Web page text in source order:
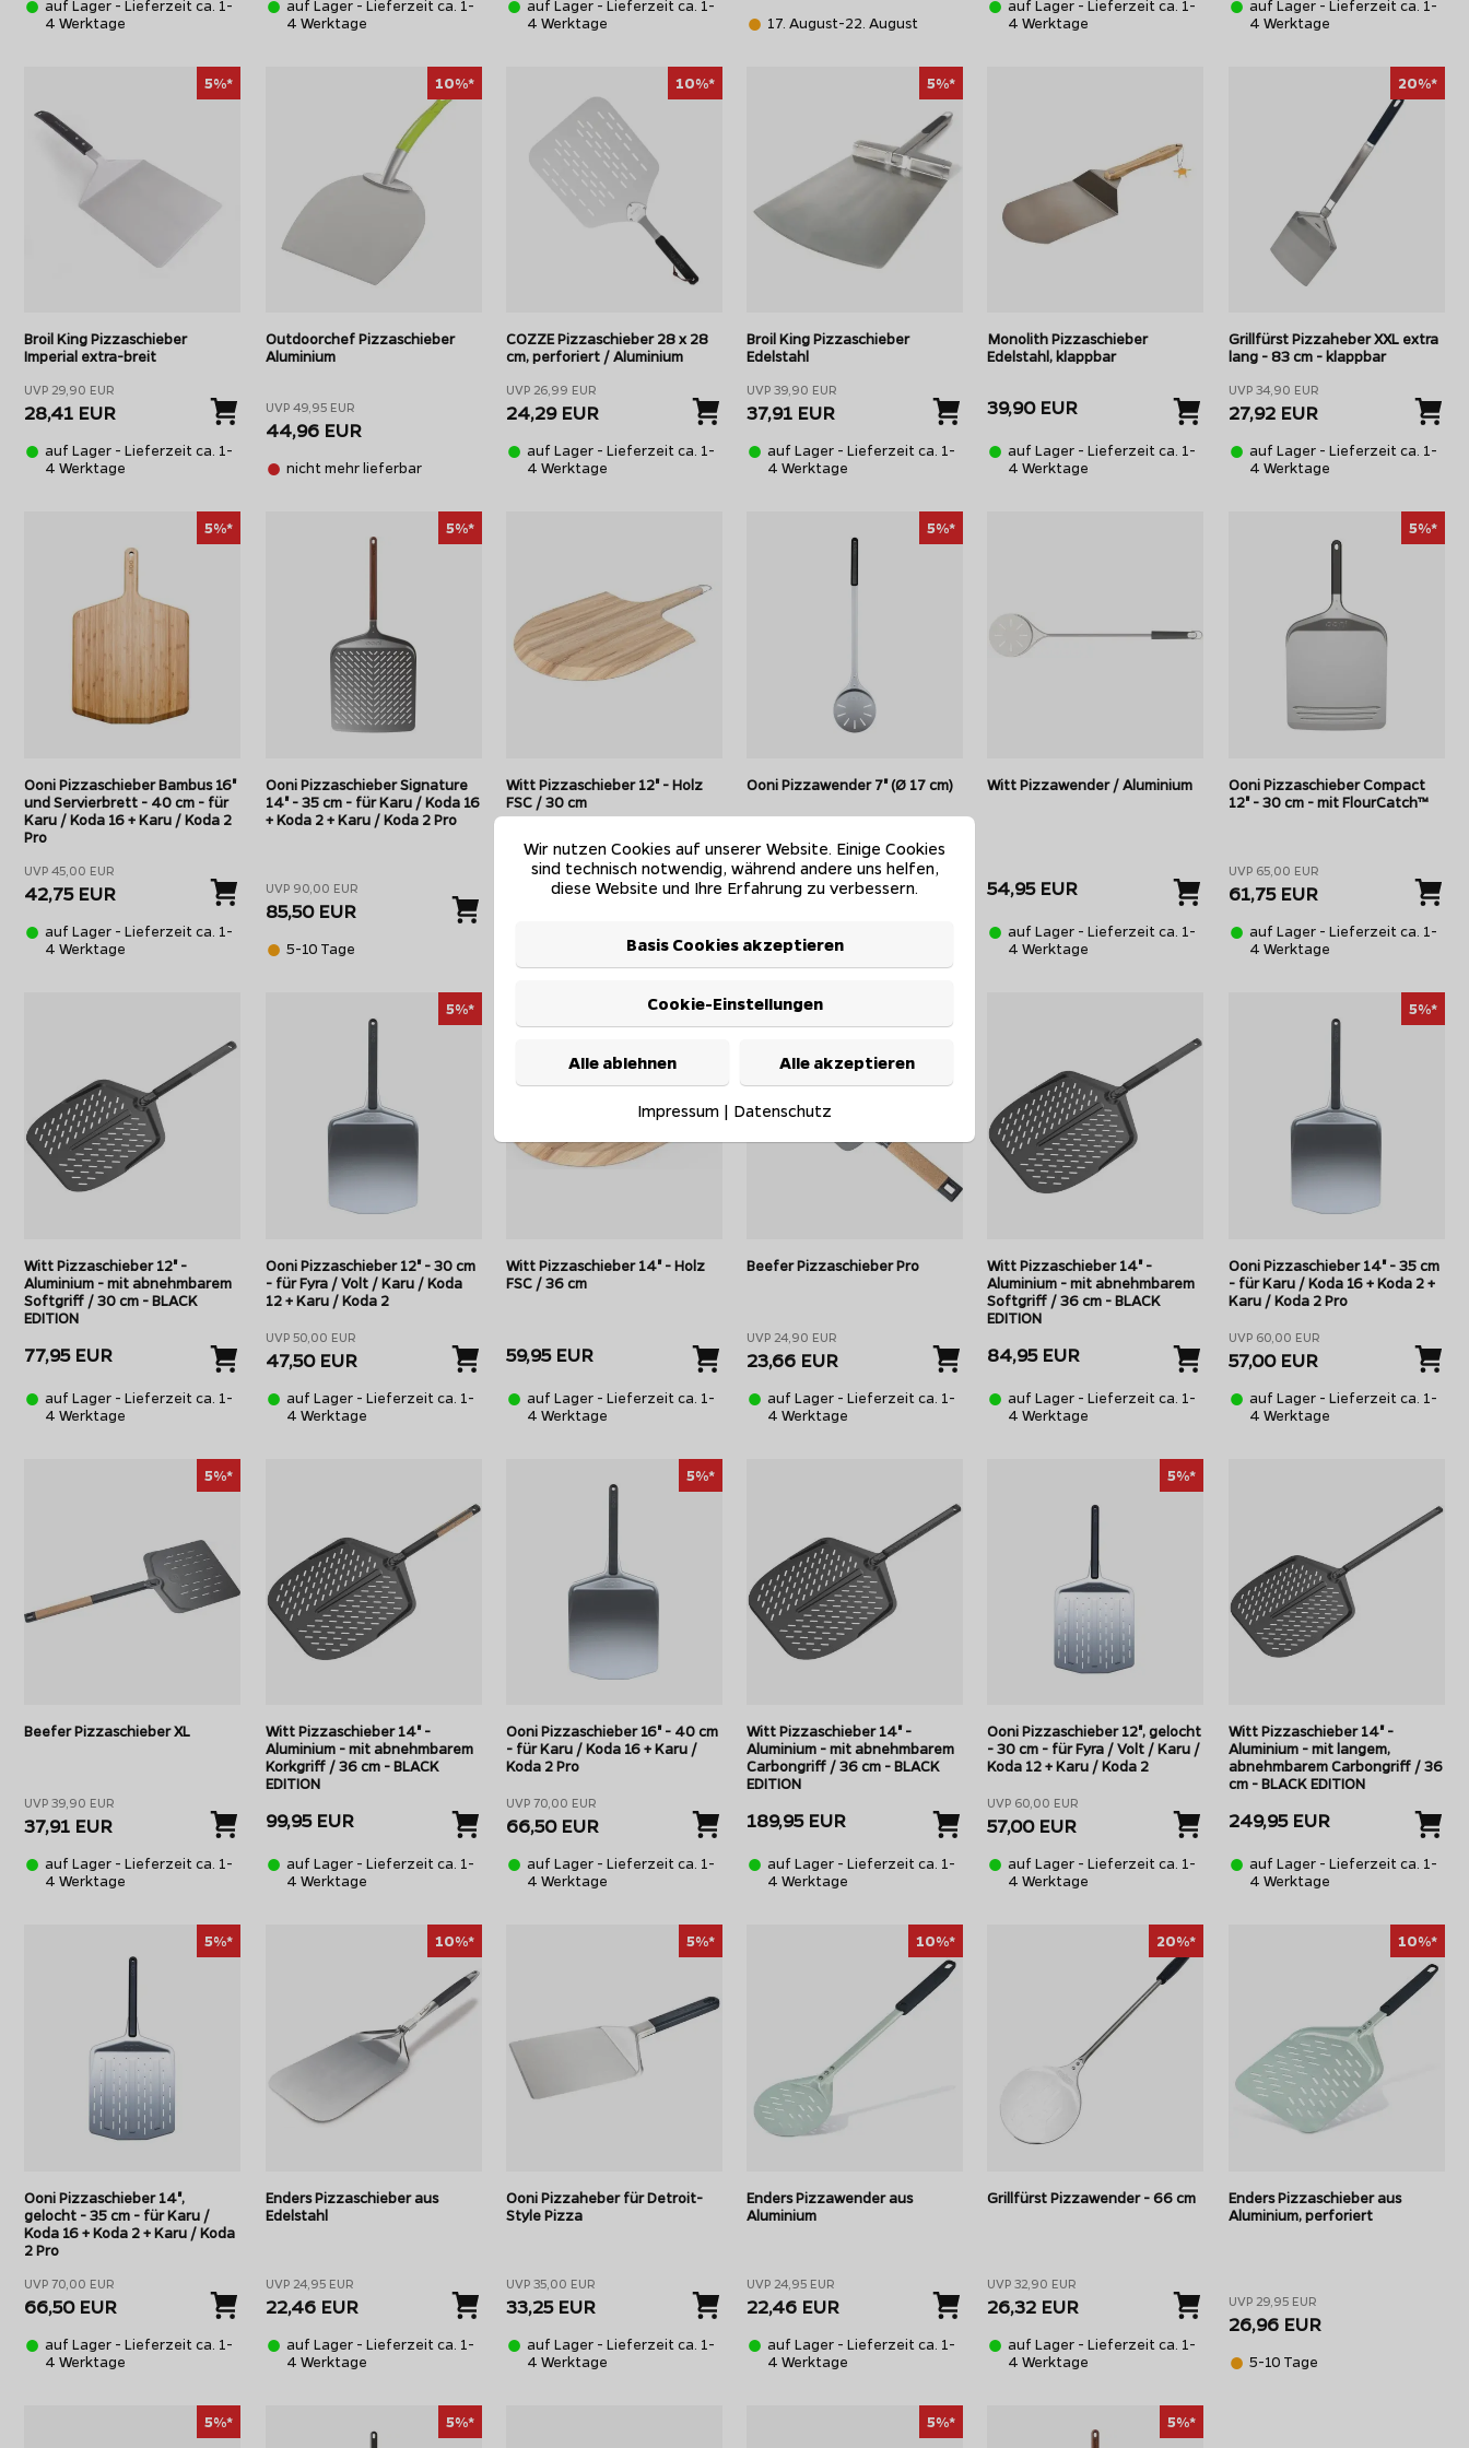
Du kannst Dich nicht entscheiden? In unserem
findest du hilfreiche Tipps zum Kauf eines geeigneten Pizzaschiebers.
Alternativ können Sie auch ein
zur Vorbereitung der Pizza nutzen. Nur bei der Verwendung eines Pizzaofens bietet sich das nicht an. Hier ein langer Griff von Vorteil, um die
Pizza in und aus dem Ofen zu befördern.
auf Lager - Lieferzeit ca. 1-
4 Werktage
auf Lager - Lieferzeit ca. 1-
4 Werktage
auf Lager - Lieferzeit ca. 1-
4 Werktage
17. August-22. August
auf Lager - Lieferzeit ca. 1-
4 Werktage
auf Lager - Lieferzeit ca. 1-
4 Werktage
5%*
Broil King Pizzaschieber
Imperial extra-breit
UVP 29,90 EUR
28,41 EUR
auf Lager - Lieferzeit ca. 1-
4 Werktage
10%*
Outdoorchef Pizzaschieber
Aluminium
UVP 49,95 EUR
44,96 EUR
nicht mehr lieferbar
10%*
COZZE Pizzaschieber 28 x 28
cm, perforiert / Aluminium
UVP 26,99 EUR
24,29 EUR
auf Lager - Lieferzeit ca. 1-
4 Werktage
5%*
Broil King Pizzaschieber
Edelstahl
UVP 39,90 EUR
37,91 EUR
auf Lager - Lieferzeit ca. 1-
4 Werktage
Monolith Pizzaschieber
Edelstahl, klappbar
39,90 EUR
auf Lager - Lieferzeit ca. 1-
4 Werktage
20%*
Grillfürst Pizzaheber XXL extra
lang - 83 cm - klappbar
UVP 34,90 EUR
27,92 EUR
auf Lager - Lieferzeit ca. 1-
4 Werktage
5%*
Ooni Pizzaschieber Bambus 16"
und Servierbrett - 40 cm - für
Karu / Koda 16 + Karu / Koda 2
Pro
UVP 45,00 EUR
42,75 EUR
auf Lager - Lieferzeit ca. 1-
4 Werktage
5%*
Ooni Pizzaschieber Signature
14" - 35 cm - für Karu / Koda 16
+ Koda 2 + Karu / Koda 2 Pro
UVP 90,00 EUR
85,50 EUR
5-10 Tage
Witt Pizzaschieber 12" - Holz
FSC / 30 cm
49,95 EUR
5%*
Ooni Pizzawender 7" (Ø 17 cm)
UVP 60,00 EUR
57,00 EUR
4 Werktage
Witt Pizzawender / Aluminium
54,95 EUR
auf Lager - Lieferzeit ca. 1-
4 Werktage
5%*
Ooni Pizzaschieber Compact
12" - 30 cm - mit FlourCatch™
UVP 65,00 EUR
61,75 EUR
auf Lager - Lieferzeit ca. 1-
4 Werktage
Witt Pizzaschieber 12" -
Aluminium - mit abnehmbarem
Softgriff / 30 cm - BLACK
EDITION
77,95 EUR
auf Lager - Lieferzeit ca. 1-
4 Werktage
5%*
Ooni Pizzaschieber 12" - 30 cm
- für Fyra / Volt / Karu / Koda
12 + Karu / Koda 2
UVP 50,00 EUR
47,50 EUR
auf Lager - Lieferzeit ca. 1-
4 Werktage
Witt Pizzaschieber 14" - Holz
FSC / 36 cm
59,95 EUR
auf Lager - Lieferzeit ca. 1-
4 Werktage
Beefer Pizzaschieber Pro
UVP 24,90 EUR
23,66 EUR
auf Lager - Lieferzeit ca. 1-
4 Werktage
Witt Pizzaschieber 14" -
Aluminium - mit abnehmbarem
Softgriff / 36 cm - BLACK
EDITION
84,95 EUR
auf Lager - Lieferzeit ca. 1-
4 Werktage
5%*
Ooni Pizzaschieber 14" - 35 cm
- für Karu / Koda 16 + Koda 2 +
Karu / Koda 2 Pro
UVP 60,00 EUR
57,00 EUR
auf Lager - Lieferzeit ca. 1-
4 Werktage
5%*
Beefer Pizzaschieber XL
UVP 39,90 EUR
37,91 EUR
auf Lager - Lieferzeit ca. 1-
4 Werktage
Witt Pizzaschieber 14" -
Aluminium - mit abnehmbarem
Korkgriff / 36 cm - BLACK
EDITION
99,95 EUR
auf Lager - Lieferzeit ca. 1-
4 Werktage
5%*
Ooni Pizzaschieber 16" - 40 cm
- für Karu / Koda 16 + Karu /
Koda 2 Pro
UVP 70,00 EUR
66,50 EUR
auf Lager - Lieferzeit ca. 1-
4 Werktage
Witt Pizzaschieber 14" -
Aluminium - mit abnehmbarem
Carbongriff / 36 cm - BLACK
EDITION
189,95 EUR
auf Lager - Lieferzeit ca. 1-
4 Werktage
5%*
Ooni Pizzaschieber 12", gelocht
- 30 cm - für Fyra / Volt / Karu /
Koda 12 + Karu / Koda 2
UVP 60,00 EUR
57,00 EUR
auf Lager - Lieferzeit ca. 1-
4 Werktage
Witt Pizzaschieber 14" -
Aluminium - mit langem,
abnehmbarem Carbongriff / 36
cm - BLACK EDITION
249,95 EUR
auf Lager - Lieferzeit ca. 1-
4 Werktage
5%*
Ooni Pizzaschieber 14",
gelocht - 35 cm - für Karu /
Koda 16 + Koda 2 + Karu / Koda
2 Pro
UVP 70,00 EUR
66,50 EUR
auf Lager - Lieferzeit ca. 1-
4 Werktage
10%*
Enders Pizzaschieber aus
Edelstahl
UVP 24,95 EUR
22,46 EUR
auf Lager - Lieferzeit ca. 1-
4 Werktage
5%*
Ooni Pizzaheber für Detroit-
Style Pizza
UVP 35,00 EUR
33,25 EUR
auf Lager - Lieferzeit ca. 1-
4 Werktage
10%*
Enders Pizzawender aus
Aluminium
UVP 24,95 EUR
22,46 EUR
auf Lager - Lieferzeit ca. 1-
4 Werktage
20%*
Grillfürst Pizzawender - 66 cm
UVP 32,90 EUR
26,32 EUR
auf Lager - Lieferzeit ca. 1-
4 Werktage
10%*
Enders Pizzaschieber aus
Aluminium, perforiert
UVP 29,95 EUR
26,96 EUR
5-10 Tage
5%* 5%* 5%* 5%*
Wir nutzen Cookies auf unserer Website. Einige Cookies
sind technisch notwendig, während andere uns helfen,
diese Website und Ihre Erfahrung zu verbessern.
Basis Cookies akzeptieren
Cookie-Einstellungen
Alle ablehnen Alle akzeptieren
Impressum | Datenschutz